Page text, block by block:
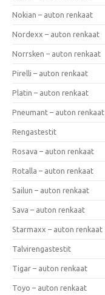
Nokian – auton renkaat
Nordexx – auton renkaat
Norrsken – auton renkaat
Pirelli – auton renkaat
Platin – auton renkaat
Pneumant – auton renkaat
Rengastestit
Rosava – auton renkaat
Rotalla – auton renkaat
Sailun – auton renkaat
Sava – auton renkaat
Starmaxx – auton renkaat
Talvirengastestit
Tigar – auton renkaat
Toyo – auton renkaat